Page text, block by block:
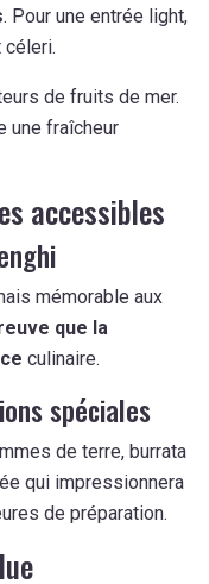
. Pour une entrée light,
céleri.
de fruits de mer.
une fraîcheur
accessibles
mémorable aux
que la
culinaire.
spéciales
de terre, burrata
qui impressionnera
de préparation.